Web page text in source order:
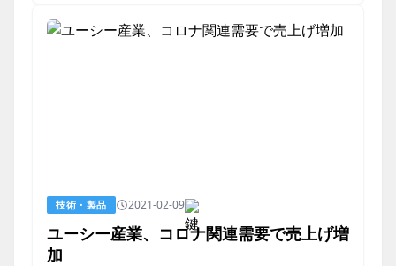
技術・製品 2021-02-09
ユーシー産業、コロナ関連需要で売上げ増
加